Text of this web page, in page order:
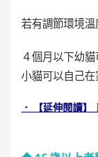
若有調節環境溫
４個月以下幼
小貓可以自己在
． 【延伸閱讀